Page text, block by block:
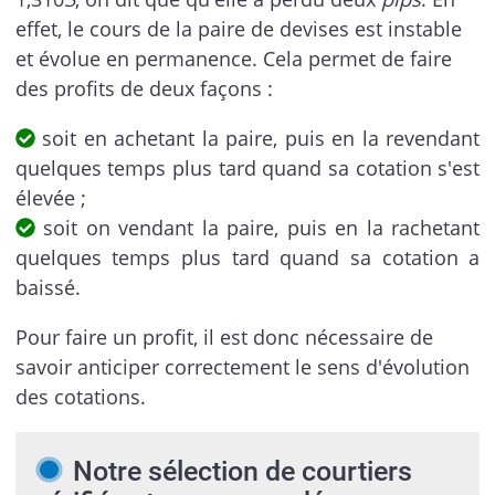
effet, le cours de la paire de devises est instable
et évolue en permanence. Cela permet de faire
des profits de deux façons :
soit en achetant la paire, puis en la revendant
quelques temps plus tard quand sa cotation s'est
élevée ;
soit on vendant la paire, puis en la rachetant
quelques temps plus tard quand sa cotation a
baissé.
Pour faire un profit, il est donc nécessaire de
savoir anticiper correctement le sens d'évolution
des cotations.
Notre sélection de courtiers